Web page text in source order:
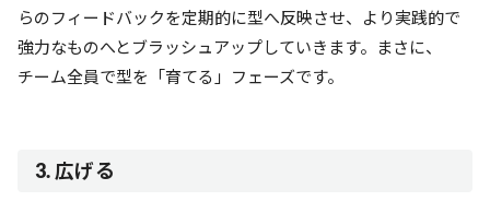
らのフィードバックを定期的に型へ反映させ、より実践的で
強力なものへとブラッシュアップしていきます。まさに、
チーム全員で型を「育てる」フェーズです。
3. 広げる